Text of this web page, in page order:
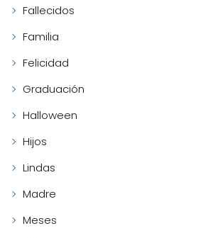
Fallecidos
Familia
Felicidad
Graduación
Halloween
Hijos
Lindas
Madre
Meses